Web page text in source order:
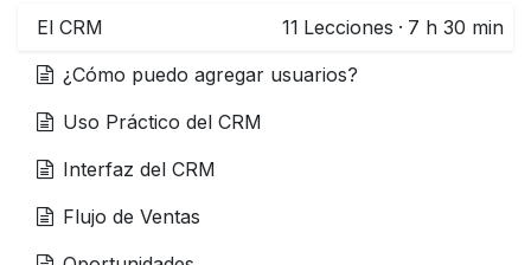
El CRM 11 Lecciones · 7 h 30 min
¿Cómo puedo agregar usuarios?
Uso Práctico del CRM
Interfaz del CRM
Flujo de Ventas